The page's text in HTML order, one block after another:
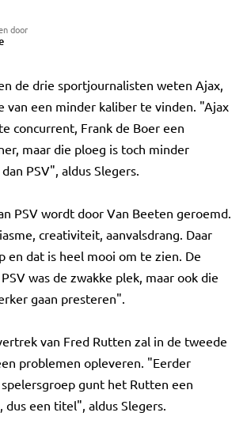
door
de drie sportjournalisten weten Ajax,
van een minder kaliber te vinden. "Ajax
concurrent, Frank de Boer een
maar die ploeg is toch minder
PSV", aldus Slegers.
PSV wordt door Van Beeten geroemd.
creativiteit, aanvalsdrang. Daar
en dat is heel mooi om te zien. De
was de zwakke plek, maar ook die
gaan presteren".
van Fred Rutten zal in de tweede
problemen opleveren. "Eerder
gunt het Rutten een
dus een titel", aldus Slegers.